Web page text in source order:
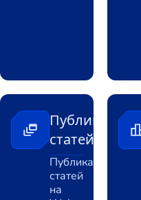
Публикация
статей
Публикация
статей
на